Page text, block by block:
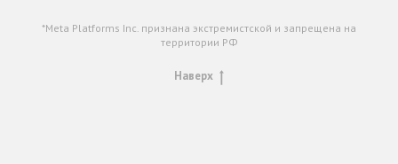
*Meta Platforms Inc. признана экстремистской и запрещена на
территории РФ
Наверх